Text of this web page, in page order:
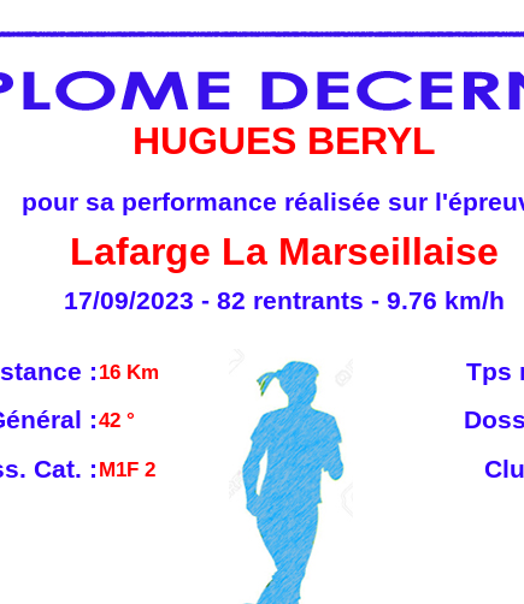
HUGUES BERYL
pour sa performance réalisée sur
Lafarge La Marseillaise
17/09/2023 - 82 rentrants - 9.76 km/h
: 16 Km Tps
:42 °
Cat. : M1F 2